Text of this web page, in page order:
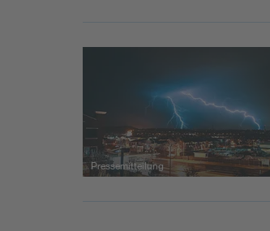
Pressemitteilung